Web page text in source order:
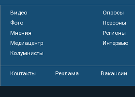
Видео
Опросы
Фото
Персоны
Мнения
Регионы
Медиацентр
Интервью
Колумнисты
Контакты Реклама Вакансии